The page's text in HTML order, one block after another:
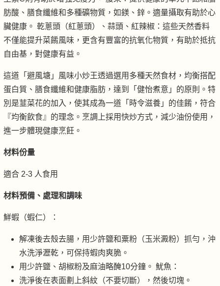
肪酸、膳食纖維和多種礦物質，如鎂、鋅。適量攝取有助於心
臟健康。 乾蔥頭（紅蔥頭）、蒜頭、紅辣椒：這些天然香料
不僅能提升菜餚風味，更含有豐富的抗氧化物質，有助於抵抗
自由基，對健康有益。
這道「避風塘」風味小炒王透過選用多種天然食材，均衡搭配
蛋白質、膳食纖維和健康脂肪，達到「健怡煮意」的原則。特
別是韮菜花的加入，使其成為一道「時令滋養」的佳餚，符合
『均衡飲食』的理念。烹調上採用快炒方式，減少油份使用，
進一步體現健康烹飪。
材料份量
適合 2-3 人食用
材料預備、處理和調味
鮮蝦（蝦仁）：
解凍後去殼去腸，用少許鹽和粟粉（玉米澱粉）抓勻，沖
水洗淨瀝乾，可保持蝦肉爽脆。
用少許鹽、胡椒粉及麻油略醃10分鐘。 魷魚：
洗淨後在表面劃上斜紋（不要切斷），然後切塊。